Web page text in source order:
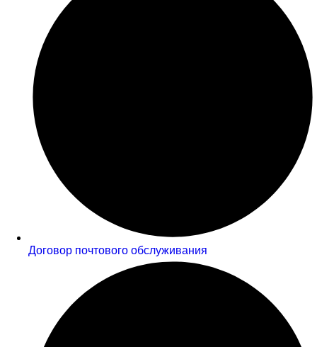
Договор почтового обслуживания